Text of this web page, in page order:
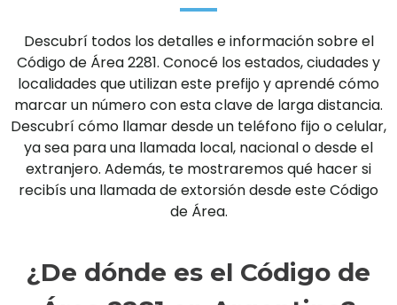
Descubrí todos los detalles e información sobre el
Código de Área 2281. Conocé los estados, ciudades y
localidades que utilizan este prefijo y aprendé cómo
marcar un número con esta clave de larga distancia.
Descubrí cómo llamar desde un teléfono fijo o celular,
ya sea para una llamada local, nacional o desde el
extranjero. Además, te mostraremos qué hacer si
recibís una llamada de extorsión desde este Código
de Área.
¿De dónde es el Código de